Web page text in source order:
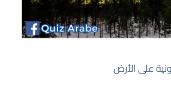
على الأرض